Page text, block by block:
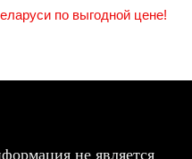
по выгодной цене!
не является